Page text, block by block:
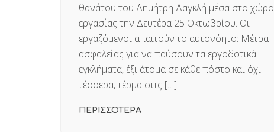
θανάτου του Δημήτρη Δαγκλή μέσα στο χώρο
εργασίας την Δευτέρα 25 Οκτωβρίου. Οι
εργαζόμενοι απαιτούν το αυτονόητο: Μέτρα
ασφαλείας για να παύσουν τα εργοδοτικά
εγκλήματα, έξι άτομα σε κάθε πόστο και όχι
τέσσερα, τέρμα στις […]
ΠΕΡΙΣΣΟΤΕΡΑ